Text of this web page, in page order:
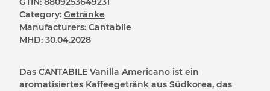
Category: Getränke
Manufacturers: Cantabile
MHD: 30.04.2028
Das CANTABILE Vanilla Americano ist ein
aromatisiertes Kaffeegetränk aus Südkorea, das